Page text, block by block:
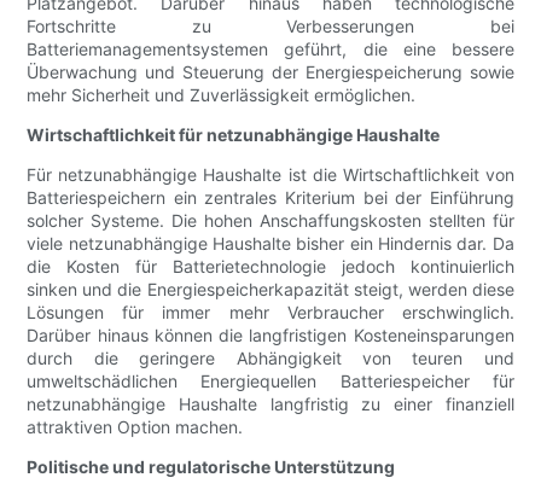
Fortschritte zu Verbesserungen bei
Batteriemanagementsystemen geführt, die eine bessere
Überwachung und Steuerung der Energiespeicherung sowie
mehr Sicherheit und Zuverlässigkeit ermöglichen.
Wirtschaftlichkeit für netzunabhängige Haushalte
Für netzunabhängige Haushalte ist die Wirtschaftlichkeit von
Batteriespeichern ein zentrales Kriterium bei der Einführung
solcher Systeme. Die hohen Anschaffungskosten stellten für
viele netzunabhängige Haushalte bisher ein Hindernis dar. Da
die Kosten für Batterietechnologie jedoch kontinuierlich
sinken und die Energiespeicherkapazität steigt, werden diese
Lösungen für immer mehr Verbraucher erschwinglich.
Darüber hinaus können die langfristigen Kosteneinsparungen
durch die geringere Abhängigkeit von teuren und
umweltschädlichen Energiequellen Batteriespeicher für
netzunabhängige Haushalte langfristig zu einer finanziell
attraktiven Option machen.
Politische und regulatorische Unterstützung